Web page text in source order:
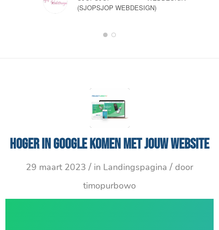
(SJOPSJOP WEBDESIGN)
Hoger in Google komen met jouw website
29 maart 2023 / in Landingspagina / door
timopurbowo